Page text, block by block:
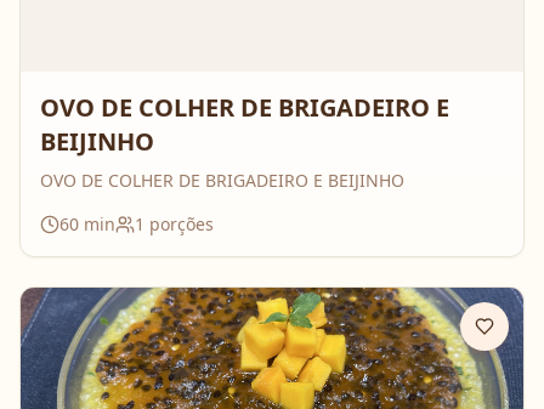
OVO DE COLHER DE BRIGADEIRO E
BEIJINHO
OVO DE COLHER DE BRIGADEIRO E BEIJINHO
60 min 1 porções